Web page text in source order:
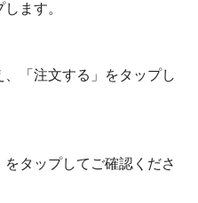
ます。
「注文する」をタップし
タップしてご確認くださ